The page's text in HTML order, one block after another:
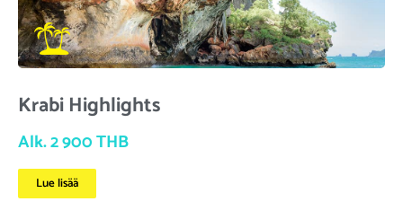
Krabi Highlights
Alk. 2 900 THB
Lue lisää